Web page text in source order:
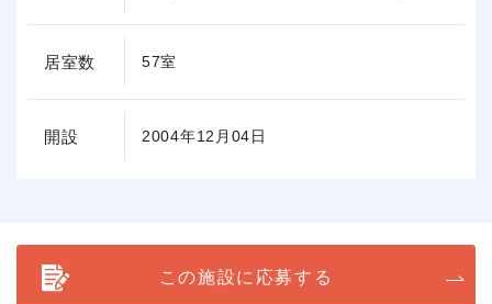
居室数 57室
開設 2004年12月04日
この施設に応募する